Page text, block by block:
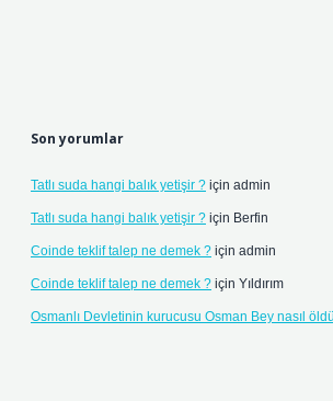
Son yorumlar
Tatlı suda hangi balık yetişir ? için admin
Tatlı suda hangi balık yetişir ? için Berfin
Coinde teklif talep ne demek ? için admin
Coinde teklif talep ne demek ? için Yıldırım
Osmanlı Devletinin kurucusu Osman Bey nasıl